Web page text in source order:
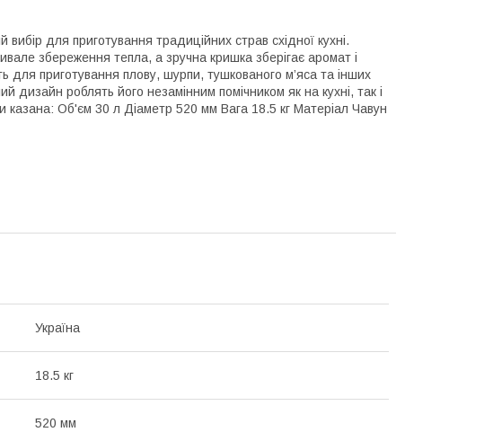
для приготування традиційних страв східної кухні.
збереження тепла, а зручна кришка зберігає аромат і
для приготування плову, шурпи, тушкованого м’яса та інших
дизайн роблять його незамінним помічником як на кухні, так і
казана: Об'єм 30 л Діаметр 520 мм Вага 18.5 кг Матеріал Чавун
Україна
18.5 кг
520 мм